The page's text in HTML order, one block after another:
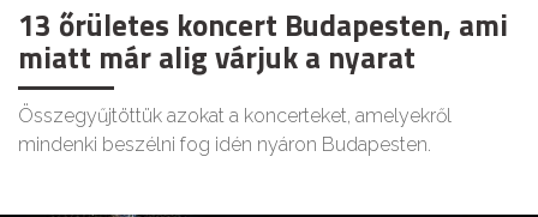
13 őrületes koncert Budapesten, ami
miatt már alig várjuk a nyarat
Összegyűjtöttük azokat a koncerteket, amelyekről
mindenki beszélni fog idén nyáron Budapesten.